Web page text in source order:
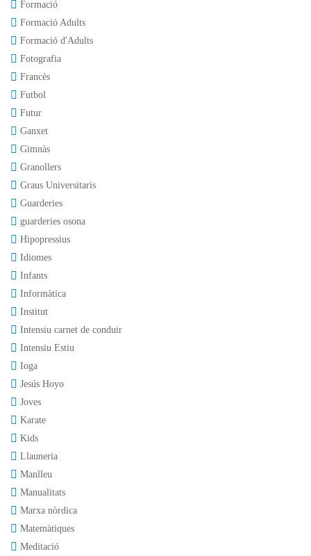
Formació
Formació Adults
Formació d'Adults
Fotografia
Francès
Futbol
Futur
Ganxet
Gimnàs
Granollers
Graus Universitaris
Guarderies
guarderies osona
Hipopressius
Idiomes
Infants
Informàtica
Institut
Intensiu carnet de conduir
Intensiu Estiu
Ioga
Jesús Hoyo
Joves
Karate
Kids
Llauneria
Manlleu
Manualitats
Marxa nòrdica
Matemàtiques
Meditació